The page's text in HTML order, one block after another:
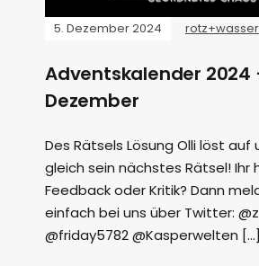
5. Dezember 2024 rotz+wasser
Adventskalender 2024
Dezember
Des Rätsels Lösung Olli löst auf
gleich sein nächstes Rätsel! Ihr
Feedback oder Kritik? Dann
einfach bei uns über Twitter:
@friday5782 @Kasperwelten […]